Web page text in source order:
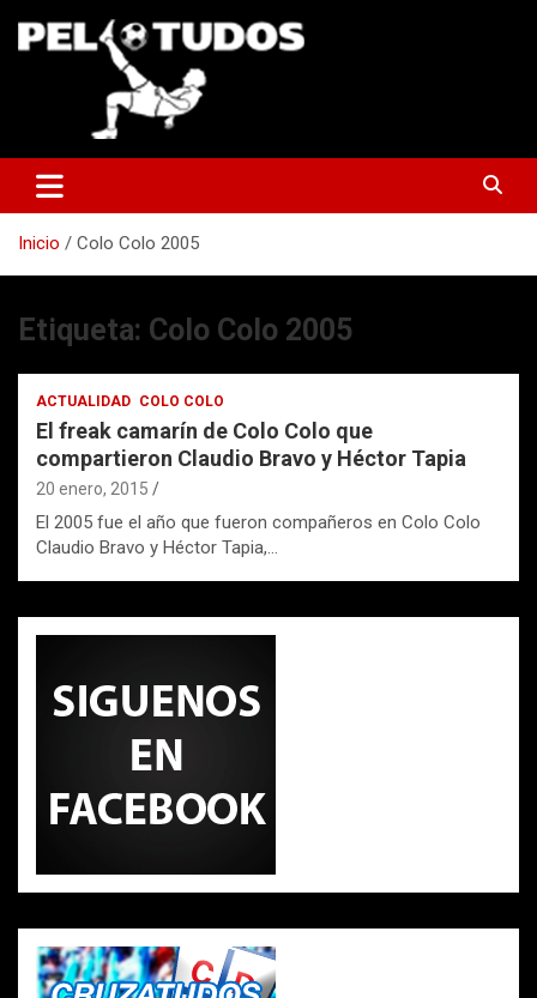
Inicio Colo Colo 2005
Etiqueta: Colo Colo 2005
ACTUALIDAD COLO COLO
El freak camarín de Colo Colo que
compartieron Claudio Bravo y Héctor Tapia
20 enero, 2015
El 2005 fue el año que fueron compañeros en Colo Colo
Claudio Bravo y Héctor Tapia,…